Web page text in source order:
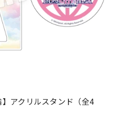
】アクリルスタンド（全4